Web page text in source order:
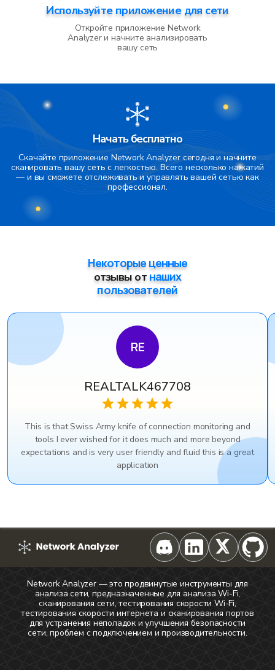
Используйте приложение для сети
Откройте приложение Network
Analyzer и начните анализировать
вашу сеть
Начать бесплатно
Скачайте приложение Network Analyzer сегодня и начните
сканировать вашу сеть с легкостью. Всего несколько нажатий
— и вы сможете отслеживать и управлять вашей сетью как
профессионал.
Некоторые ценные
отзывы от наших
пользователей
RE
REALTALK467708
This is that Swiss Army knife of connection monitoring and
tools I ever wished for it does much and more beyond
expectations and is very user friendly and fluid this is a great
application
Network Analyzer — это продвинутые инструменты для
анализа сети, предназначенные для анализа Wi-Fi,
сканирования сети, тестирования скорости Wi-Fi,
тестирования скорости интернета и сканирования портов
для устранения неполадок и улучшения безопасности
сети, проблем с подключением и производительности.